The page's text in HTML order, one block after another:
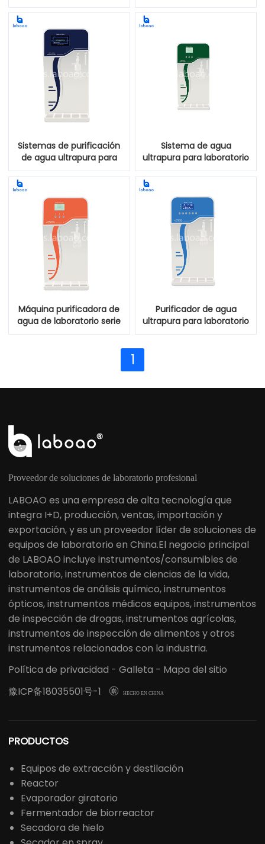
DI para uso médico
Sistemas de purificación
de agua ultrapura para
laboratorio de la serie
Sistema de agua
ultrapura para laboratorio
serie LMN-M
Máquina purificadora de
agua de laboratorio serie
LMN-S
Purificador de agua
ultrapura para laboratorio
serie LMN-T
1
Proveedor de soluciones de laboratorio profesional
LABOAO es una empresa de alta tecnología que
integra I+D, producción, ventas, importación y
exportación, y es un proveedor líder de soluciones de
equipos de laboratorio en China.El negocio principal
de LABOAO incluye instrumentos/consumibles de
laboratorio, instrumentos de ciencias de la vida,
instrumentos de análisis químico, instrumentos
ópticos, instrumentos médicos equipos, instrumentos
de inspección de drogas, instrumentos agrícolas,
instrumentos de inspección de alimentos y otros
instrumentos relacionados con la industria.
Política de privacidad - Galleta - Mapa del sitio
豫ICP备18035501号-1
 HECHO EN CHINA
PRODUCTOS
Equipos de extracción y destilación
Reactor
Evaporador giratorio
Fermentador de biorreactor
Secadora de hielo